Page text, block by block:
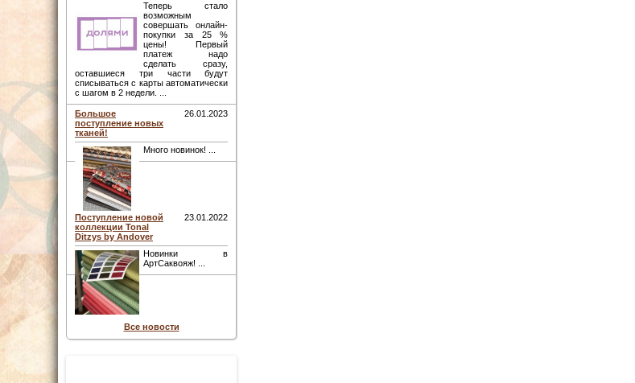
Теперь стало
возможным
совершать онлайн-
покупки за 25 %
цены! Первый
платеж надо
сделать сразу,
оставшиеся три части будут
списываться с карты автоматически
с шагом в 2 недели. ...
Большое
поступление новых
тканей!
26.01.2023
Много новинок! ...
Поступление новой
коллекции Tonal
Ditzys by Andover
23.01.2022
Новинки в
АртСаквояж! ...
Все новости